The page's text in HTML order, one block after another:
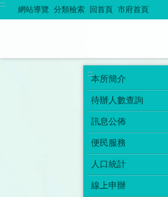
跳到主要內容區塊
:::
網站導覽 分類檢索 回首頁 市府首頁
:::
本所簡介
待辦人數查詢
訊息公佈
便民服務
人口統計
線上申辦